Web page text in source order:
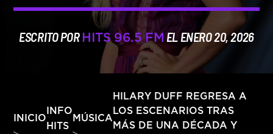
HITS – 96.5 FM
ESCRITO POR HITS 96.5 FM EL ENERO 20, 2026
INICIO
INFO
HITS
MÚSICA
HILARY DUFF REGRESA A
LOS ESCENARIOS TRAS
MÁS DE UNA DÉCADA Y